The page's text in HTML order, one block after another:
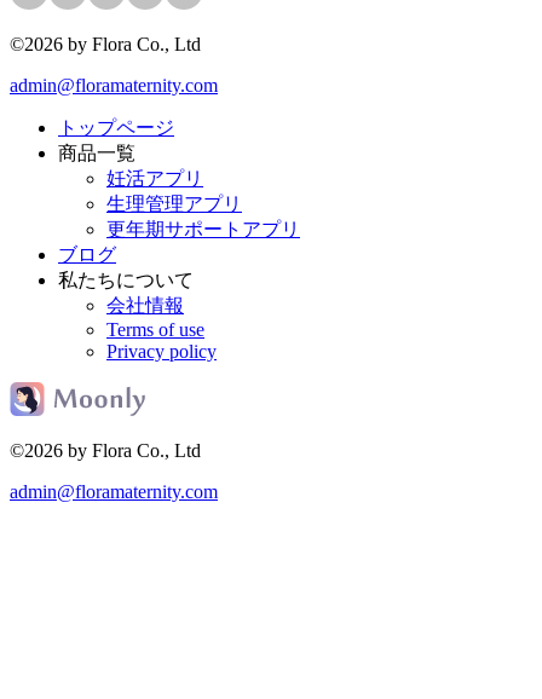
©2026 by Flora Co., Ltd
admin@floramaternity.com
トップページ
商品一覧
妊活アプリ
生理管理アプリ
更年期サポートアプリ
ブログ
私たちについて
会社情報
Terms of use
Privacy policy
©2026 by Flora Co., Ltd
admin@floramaternity.com